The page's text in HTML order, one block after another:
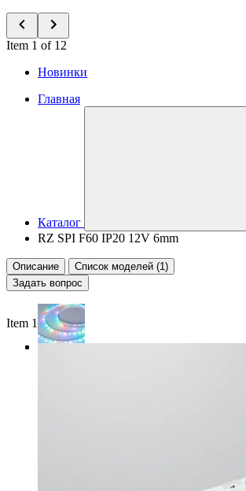
Item 1 of 12
Новинки
Главная
Каталог
RZ SPI F60 IP20 12V 6mm
Описание
Список моделей (1)
Задать вопрос
Item 1 of 3